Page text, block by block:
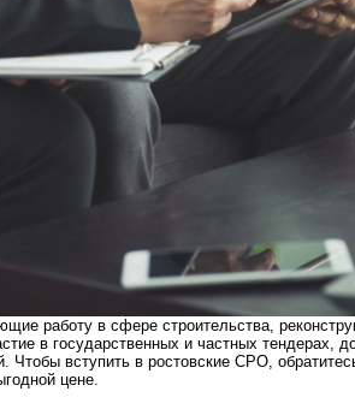
работу в сфере строительства,
в государственных и частных тендерах,
Чтобы вступить в ростовские СРО ,
цене.